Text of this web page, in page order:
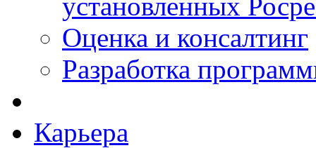
Оценка и консалтинг
Разработка
Карьера